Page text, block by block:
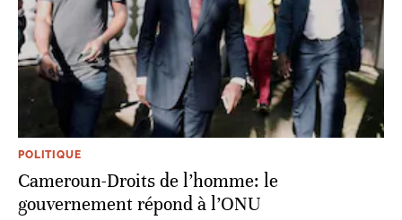
POLITIQUE
Cameroun-Droits de l’homme: le
gouvernement répond à l’ONU